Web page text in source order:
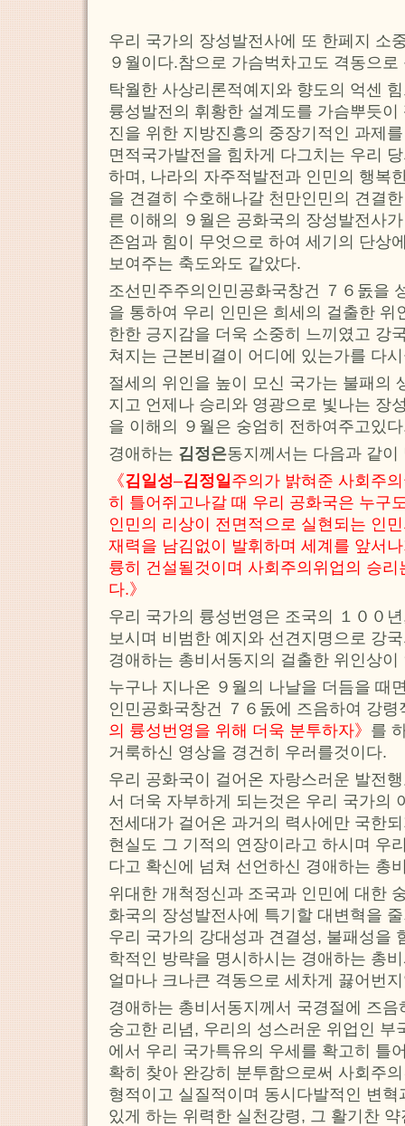
우리 국가의 장성발전사에 또 한페지 소
９월이다.참으로 가슴벅차고도 격동으
탁월한 사상리론적예지와 향도의 억센
륭성발전의 휘황한 설계도를 가슴뿌듯
진을 위한 지방진흥의 중장기적인 과제
면적국가발전을 힘차게 다그치는 우리
하며, 나라의 자주적발전과 인민의 행복
을 견결히 수호해나갈 천만인민의 견결
른 이해의 ９월은 공화국의 장성발전사
존엄과 힘이 무엇으로 하여 세기의 단상
보여주는 축도와도 같았다.
조선민주주의인민공화국창건 ７６돐을
을 통하여 우리 인민은 희세의 걸출한 위
한한 긍지감을 더욱 소중히 느끼였고 강
쳐지는 근본비결이 어디에 있는가를 다
절세의 위인을 높이 모신 국가는 불패의
지고 언제나 승리와 영광으로 빛나는 장
을 이해의 ９월은 숭엄히 전하여주고있
경애하는 김정은동지께서는 다음과 같이
《김일성–김정일 주의가 밝혀준 사회주
히 틀어쥐고나갈 때 우리 공화국은 누구
인민의 리상이 전면적으로 실현되는 인
재력을 남김없이 발휘하며 세계를 앞서
륭히 건설될것이며 사회주의위업의 승
다.》
우리 국가의 륭성번영은 조국의 １００
보시며 비범한 예지와 선견지명으로 강
경애하는 총비서동지의 걸출한 위인상
누구나 지나온 ９월의 나날을 더듬을 때
인민공화국창건 ７６돐에 즈음하여 강
의 륭성번영을 위해 더욱 분투하자》 를
거룩하신 영상을 경건히 우러를것이다.
우리 공화국이 걸어온 자랑스러운 발전
서 더욱 자부하게 되는것은 우리 국가의
전세대가 걸어온 과거의 력사에만 국한
현실도 그 기적의 연장이라고 하시며 우
다고 확신에 넘쳐 선언하신 경애하는 총
위대한 개척정신과 조국과 인민에 대한
화국의 장성발전사에 특기할 대변혁을
우리 국가의 강대성과 견결성, 불패성을
학적인 방략을 명시하시는 경애하는 총
얼마나 크나큰 격동으로 세차게 끓어번
경애하는 총비서동지께서 국경절에 즈
숭고한 리념, 우리의 성스러운 위업인 부
에서 우리 국가특유의 우세를 확고히 틀
확히 찾아 완강히 분투함으로써 사회주
형적이고 실질적이며 동시다발적인 변
있게 하는 위력한 실천강령, 그 활기찬